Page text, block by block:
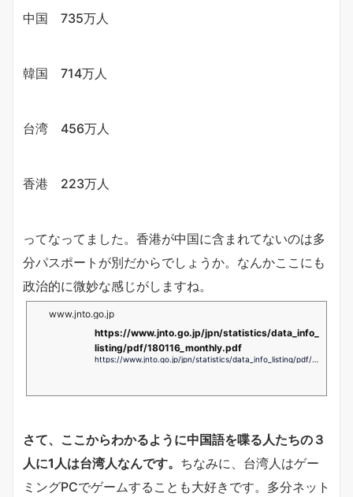
中国 735万人
韓国 714万人
台湾 456万人
香港 223万人
ってなってました。香港が中国に含まれてないのは多
分パスポートが別だからでしょうか。なんかここにも
政治的に微妙な感じがしますね。
www.jnto.go.jp
https://www.jnto.go.jp/jpn/statistics/data_info_
listing/pdf/180116_monthly.pdf
https://www.jnto.go.jp/jpn/statistics/data_info_listing/pdf/180116_monthly.pdf
さて、ここからわかるように中国語を喋る人たちの３
人に1人は台湾人なんです。 ちなみに、台湾人はゲー
ミングPCでゲームすることも大好きです。多分ネット